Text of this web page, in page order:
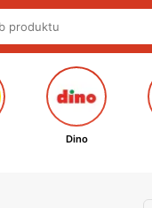
Dino